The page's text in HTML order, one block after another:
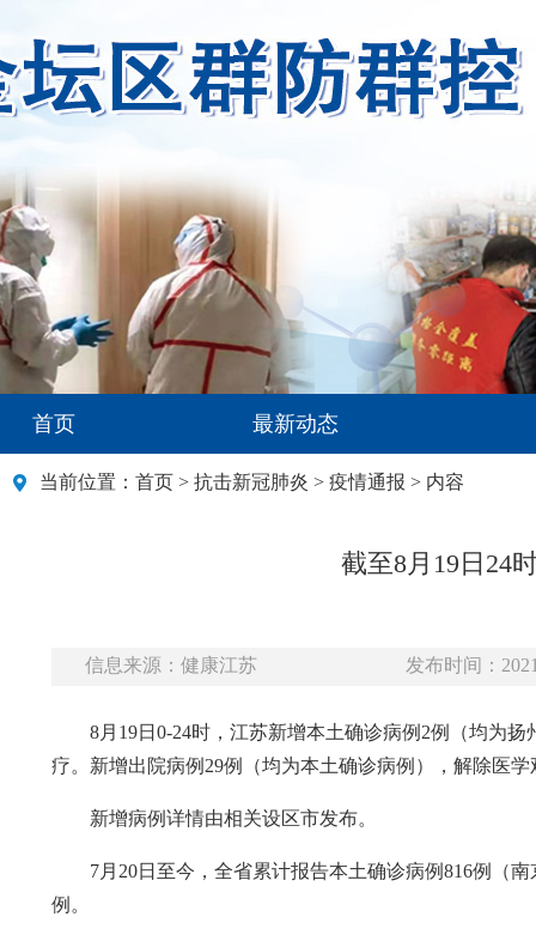
首页 最新动态
当前位置： 首页 > 抗击新冠肺炎 > 疫情通报 > 内容
截至8月19日24
信息来源：健康江苏 发布时间：
8月19日0-24时，江苏新增本土确诊病例2例（均为
疗。新增出院病例29例（均为本土确诊病例），解除医
新增病例详情由相关设区市发布。
7月20日至今，全省累计报告本土确诊病例816例（
例。